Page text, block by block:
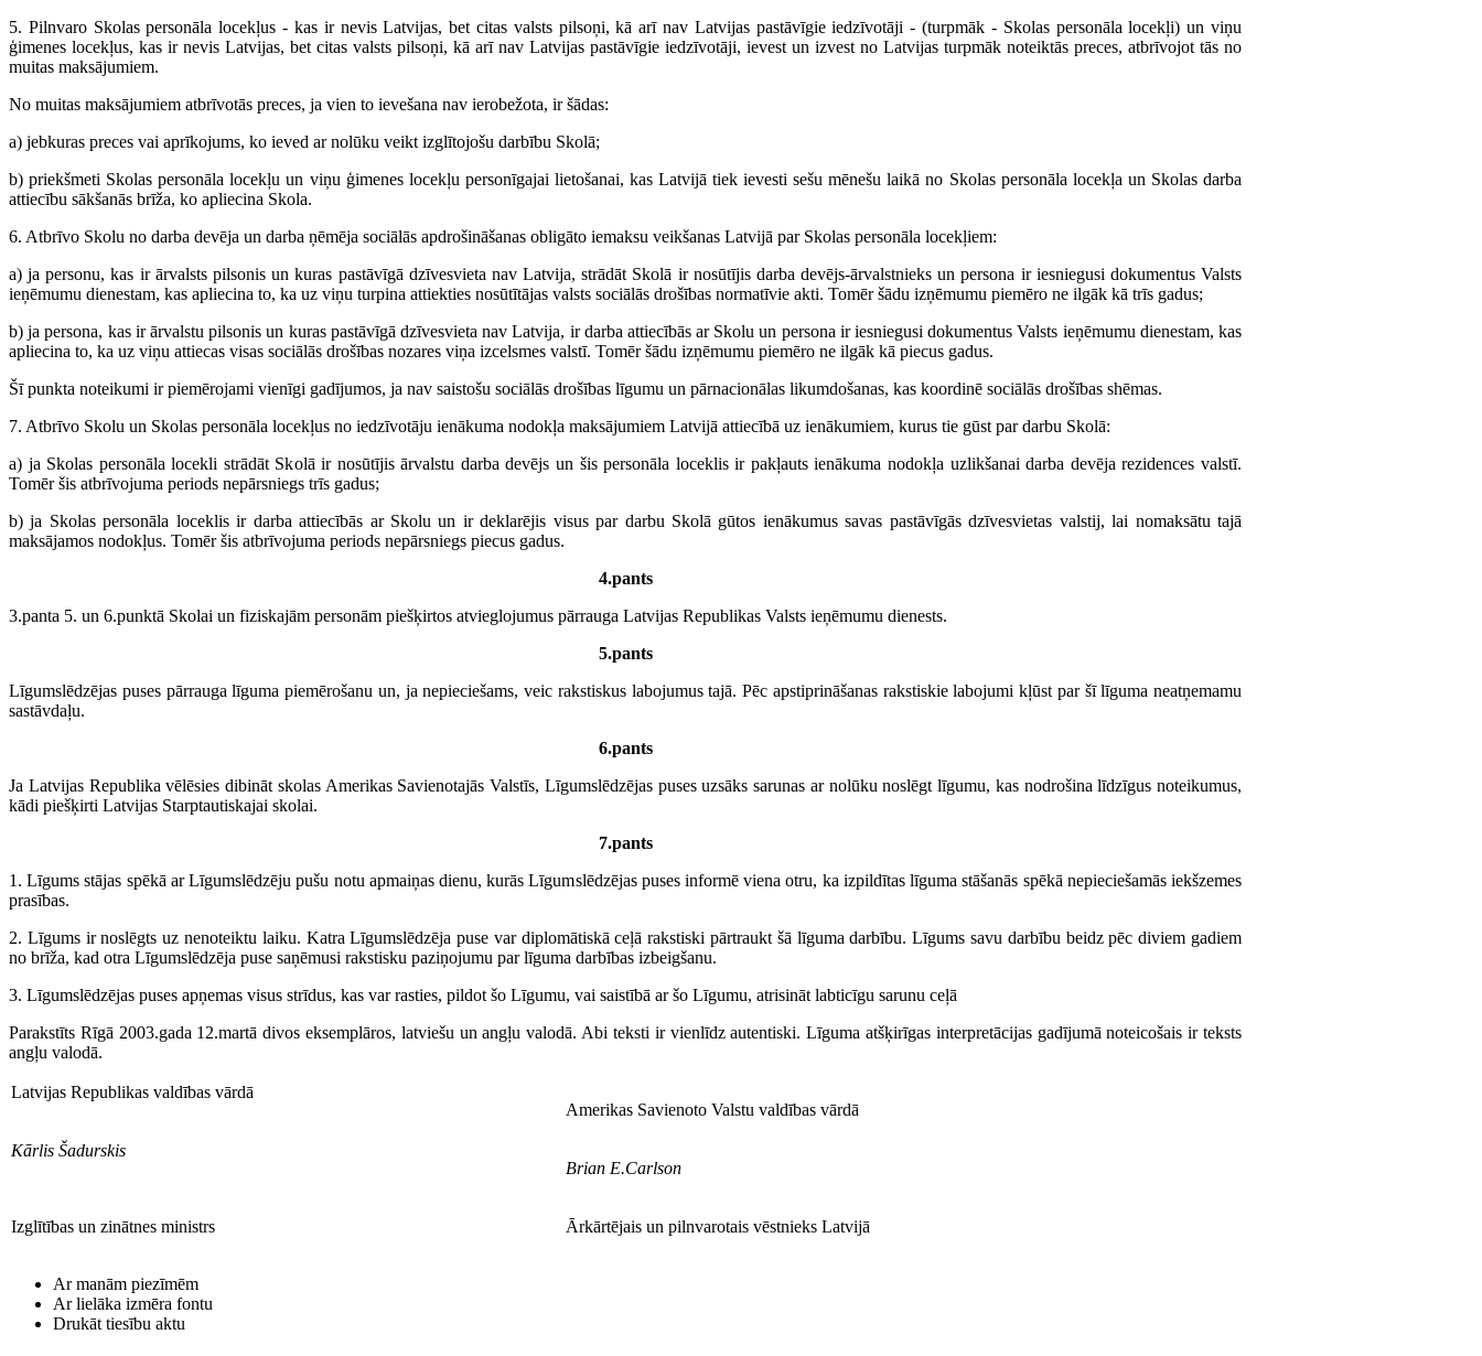
5. Pilnvaro Skolas personāla locekļus - kas ir nevis Latvijas, bet citas valsts pilsoņi, kā arī nav Latvijas pastāvīgie iedzīvotāji - (turpmāk - Skolas personāla locekļi) un viņu
ģimenes locekļus, kas ir nevis Latvijas, bet citas valsts pilsoņi, kā arī nav Latvijas pastāvīgie iedzīvotāji, ievest un izvest no Latvijas turpmāk noteiktās preces, atbrīvojot tās no
muitas maksājumiem.
No muitas maksājumiem atbrīvotās preces, ja vien to ievešana nav ierobežota, ir šādas:
a) jebkuras preces vai aprīkojums, ko ieved ar nolūku veikt izglītojošu darbību Skolā;
b) priekšmeti Skolas personāla locekļu un viņu ģimenes locekļu personīgajai lietošanai, kas Latvijā tiek ievesti sešu mēnešu laikā no Skolas personāla locekļa un Skolas darba
attiecību sākšanās brīža, ko apliecina Skola.
6. Atbrīvo Skolu no darba devēja un darba ņēmēja sociālās apdrošināšanas obligāto iemaksu veikšanas Latvijā par Skolas personāla locekļiem:
a) ja personu, kas ir ārvalsts pilsonis un kuras pastāvīgā dzīvesvieta nav Latvija, strādāt Skolā ir nosūtījis darba devējs-ārvalstnieks un persona ir iesniegusi dokumentus Valsts
ieņēmumu dienestam, kas apliecina to, ka uz viņu turpina attiekties nosūtītājas valsts sociālās drošības normatīvie akti. Tomēr šādu izņēmumu piemēro ne ilgāk kā trīs gadus;
b) ja persona, kas ir ārvalstu pilsonis un kuras pastāvīgā dzīvesvieta nav Latvija, ir darba attiecībās ar Skolu un persona ir iesniegusi dokumentus Valsts ieņēmumu dienestam, kas
apliecina to, ka uz viņu attiecas visas sociālās drošības nozares viņa izcelsmes valstī. Tomēr šādu izņēmumu piemēro ne ilgāk kā piecus gadus.
Šī punkta noteikumi ir piemērojami vienīgi gadījumos, ja nav saistošu sociālās drošības līgumu un pārnacionālas likumdošanas, kas koordinē sociālās drošības shēmas.
7. Atbrīvo Skolu un Skolas personāla locekļus no iedzīvotāju ienākuma nodokļa maksājumiem Latvijā attiecībā uz ienākumiem, kurus tie gūst par darbu Skolā:
a) ja Skolas personāla locekli strādāt Skolā ir nosūtījis ārvalstu darba devējs un šis personāla loceklis ir pakļauts ienākuma nodokļa uzlikšanai darba devēja rezidences valstī.
Tomēr šis atbrīvojuma periods nepārsniegs trīs gadus;
b) ja Skolas personāla loceklis ir darba attiecībās ar Skolu un ir deklarējis visus par darbu Skolā gūtos ienākumus savas pastāvīgās dzīvesvietas valstij, lai nomaksātu tajā
maksājamos nodokļus. Tomēr šis atbrīvojuma periods nepārsniegs piecus gadus.
4.pants
3.panta 5. un 6.punktā Skolai un fiziskajām personām piešķirtos atvieglojumus pārrauga Latvijas Republikas Valsts ieņēmumu dienests.
5.pants
Līgumslēdzējas puses pārrauga līguma piemērošanu un, ja nepieciešams, veic rakstiskus labojumus tajā. Pēc apstiprināšanas rakstiskie labojumi kļūst par šī līguma neatņemamu
sastāvdaļu.
6.pants
Ja Latvijas Republika vēlēsies dibināt skolas Amerikas Savienotajās Valstīs, Līgumslēdzējas puses uzsāks sarunas ar nolūku noslēgt līgumu, kas nodrošina līdzīgus noteikumus,
kādi piešķirti Latvijas Starptautiskajai skolai.
7.pants
1. Līgums stājas spēkā ar Līgumslēdzēju pušu notu apmaiņas dienu, kurās Līgumslēdzējas puses informē viena otru, ka izpildītas līguma stāšanās spēkā nepieciešamās iekšzemes
prasības.
2. Līgums ir noslēgts uz nenoteiktu laiku. Katra Līgumslēdzēja puse var diplomātiskā ceļā rakstiski pārtraukt šā līguma darbību. Līgums savu darbību beidz pēc diviem gadiem
no brīža, kad otra Līgumslēdzēja puse saņēmusi rakstisku paziņojumu par līguma darbības izbeigšanu.
3. Līgumslēdzējas puses apņemas visus strīdus, kas var rasties, pildot šo Līgumu, vai saistībā ar šo Līgumu, atrisināt labticīgu sarunu ceļā
Parakstīts Rīgā 2003.gada 12.martā divos eksemplāros, latviešu un angļu valodā. Abi teksti ir vienlīdz autentiski. Līguma atšķirīgas interpretācijas gadījumā noteicošais ir teksts
angļu valodā.
Latvijas Republikas valdības vārdā
Amerikas Savienoto Valstu valdības vārdā
Kārlis Šadurskis
Brian E.Carlson
Izglītības un zinātnes ministrs Ārkārtējais un pilnvarotais vēstnieks Latvijā
Ar manām piezīmēm
Ar lielāka izmēra fontu
Drukāt tiesību aktu